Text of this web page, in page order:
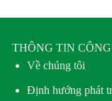
THÔNG TIN
Về chúng tôi
Định hướng phát